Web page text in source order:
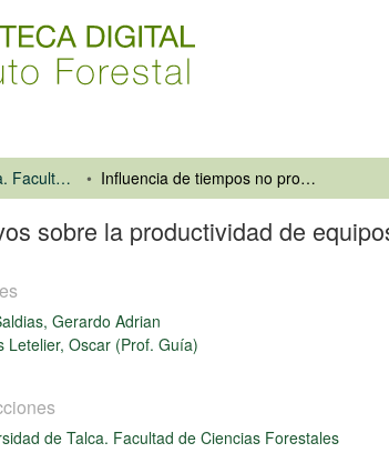
Universidad de Talca. Facultad de Ciencias Forestales Influencia de tiempos no productivos sobre la productividad de equipos de Madereo
sobre la productividad de
Gerardo Adrian
Letelier, Oscar (Prof. Guía)
de Talca. Facultad de Ciencias Forestales